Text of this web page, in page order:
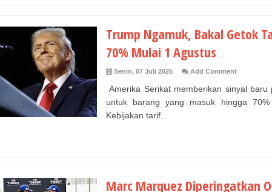
Trump Ngamuk, Bakal Getok
70% Mulai 1 Agustus
Senin, 07 Juli 2025 Add Comment
Amerika Serikat memberikan sinyal
untuk barang yang masuk hingga 70%
Kebijakan tarif...
Marc Marquez Diperingatkan